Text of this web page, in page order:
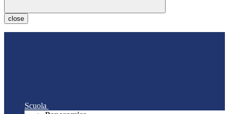
close
Scuola